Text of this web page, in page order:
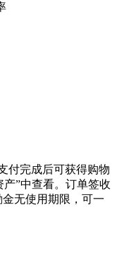
付完成后可获得购物
产”中查看。订单签收
无使用期限，可一